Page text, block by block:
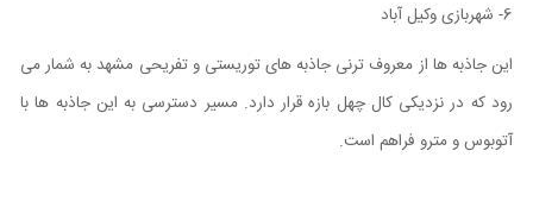
6- شهربازی وکیل آباد
این جاذبه ها از معروف ترنی جاذبه های توریستی و تفریحی مشهد به شمار می
رود که در نزدیکی کال چهل بازه قرار دارد. مسیر دسترسی به این جاذبه ها با
آتوبوس و مترو فراهم است.